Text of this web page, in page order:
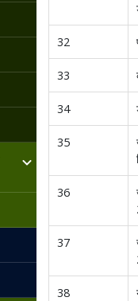
32
33
34
35
36
37
38